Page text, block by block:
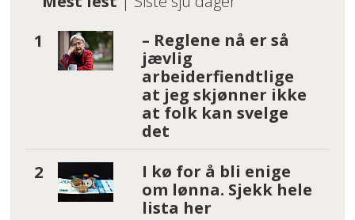
– Reglene nå er så
jævlig
arbeiderfiendtlige
at jeg skjønner ikke
at folk kan svelge
det
I kø for å bli enige
om lønna. Sjekk hele
lista her